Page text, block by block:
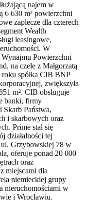
najem w
6 630 m² powierzchni
zaplecze dla czterech
Wealth
leasingowe,
W
Wynajmu Powierzchni
na czele z Małgorzatą
spółka CIB BNP
zwiększyła
m². CIB obsługuje
banki, firmy
Skarb Państwa,
i skarbowych oraz
Prime stał się
działalności tej
ul. Grzybowskiej 78 w
oferuje ponad 20 000
oraz
miejscami dla
niemieckiej grupy
nieruchomościami w
i Wrocławiu.